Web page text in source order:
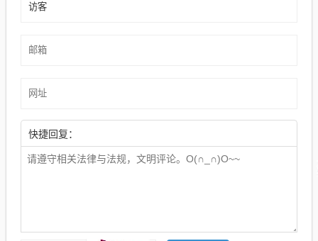
快捷回复：